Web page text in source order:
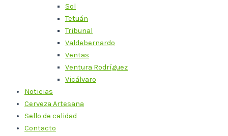
Sol
Tetuán
Tribunal
Valdebernardo
Ventas
Ventura Rodríguez
Vicálvaro
Noticias
Cerveza Artesana
Sello de calidad
Contacto